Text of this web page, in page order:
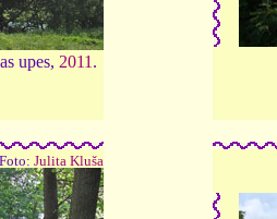
upes, 2011 .
Foto: Julita Kluša